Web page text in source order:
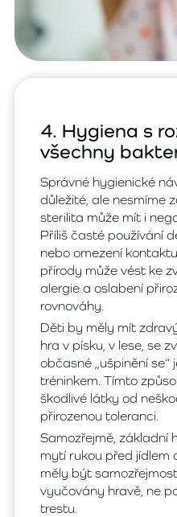
4. Hygiena s
všechny
Správné hygienické
důležité, ale nesmíme
sterilita může mít i
Příliš časté používání
nebo omezení
přírody může vést ke
alergie a oslabení
rovnováhy.
Děti by měly mít
hra v písku, v lese, se
občasné „ušpinění se“
tréninkem. Tímto
škodlivé látky od
přirozenou toleranci.
Samozřejmě, základní
mytí rukou před
měly být
vyučovány hravě, ne
trestu.